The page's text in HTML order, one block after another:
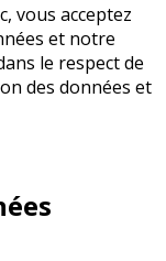
vous acceptez
et notre
le respect de
des données et